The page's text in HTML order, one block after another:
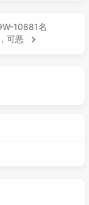
10881名
可恶